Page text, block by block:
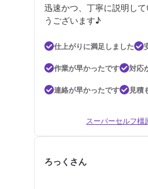
迅速かつ、丁寧に説明し
うございます♪
仕上がりに満足しました
作業が早かったです
対応
連絡が早かったです
見積
スーパーセルフ橿
ろっくさん